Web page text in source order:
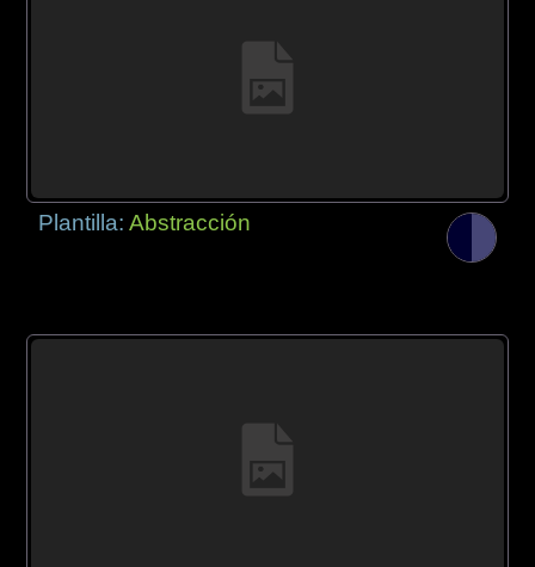
Plantilla:Abstracción